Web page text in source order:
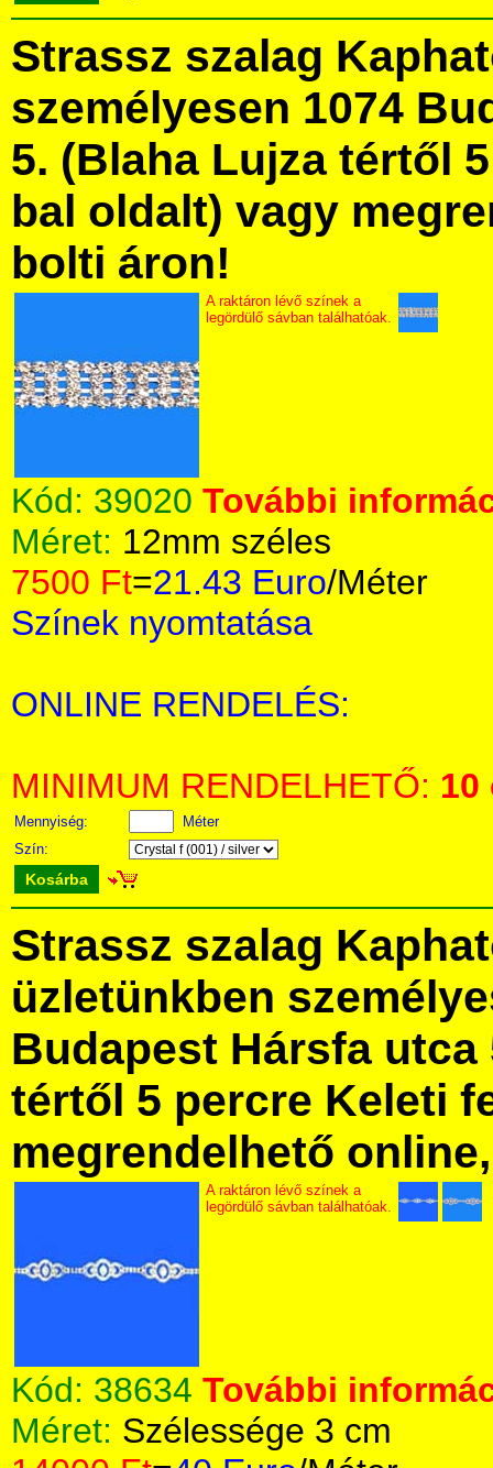
Strassz szalag
személyesen 1074
5. (Blaha Lujza tértől
bal oldalt) vagy
bolti áron!
A raktáron lévő színek a
legördülő sávban találhatóak.
Kód: 39020 További
Méret: 12mm széles
7500 Ft=21.43 Euro/Méter
Színek nyomtatása
ONLINE RENDELÉS:
MINIMUM RENDELHETŐ: 10
Mennyiség:
Méter
Szín:
Kosárba
Strassz szalag
üzletünkben
Budapest Hársfa utca
tértől 5 percre Keleti
megrendelhető
A raktáron lévő színek a
legördülő sávban találhatóak.
Kód: 38634 További
Méret: Szélessége 3 cm